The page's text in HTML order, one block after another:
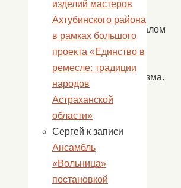
богатым
потенциалом
этнотуризма.
Дом
села
весь
изделий мастеров
Ахтубинского района
в рамках большого
проекта «Единство в
ремесле: традиции
народов
Астраханской
области»
Сергей к записи
Ансамбль
«Вольница»
постановкой